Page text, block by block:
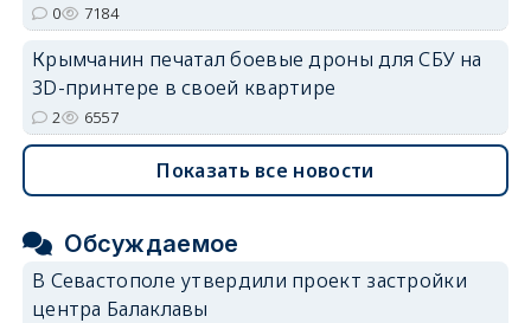
0 7184
Крымчанин печатал боевые дроны для СБУ на
3D-принтере в своей квартире
2 6557
Показать все новости
Обсуждаемое
В Севастополе утвердили проект застройки
центра Балаклавы